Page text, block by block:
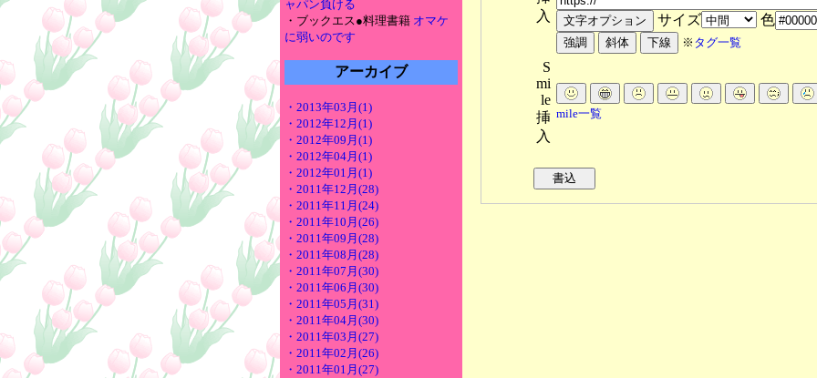
ャパン負ける
・ブックエス●料理書籍 オマケ
に弱いのです
アーカイブ
・2013年03月(1)
・2012年12月(1)
・2012年09月(1)
・2012年04月(1)
・2012年01月(1)
・2011年12月(28)
・2011年11月(24)
・2011年10月(26)
・2011年09月(28)
・2011年08月(28)
・2011年07月(30)
・2011年06月(30)
・2011年05月(31)
・2011年04月(30)
・2011年03月(27)
・2011年02月(26)
・2011年01月(27)
入
サイズ 色
※ タグ一覧
S
mi
le
挿
入
mile一覧